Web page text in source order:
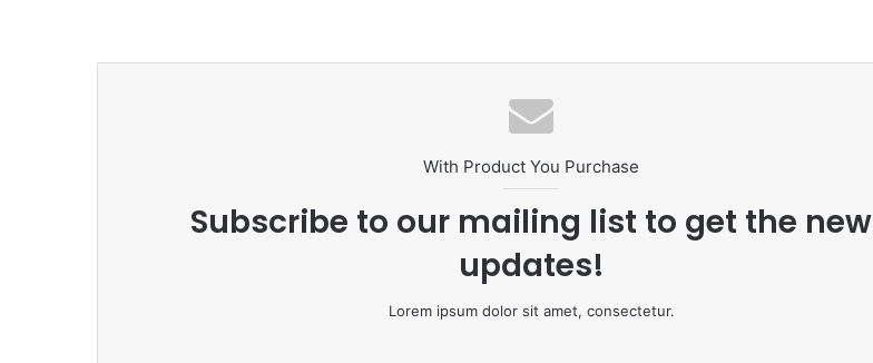
With Product You Purchase
Subscribe to our mailing list to get the new
updates!
Lorem ipsum dolor sit amet, consectetur.